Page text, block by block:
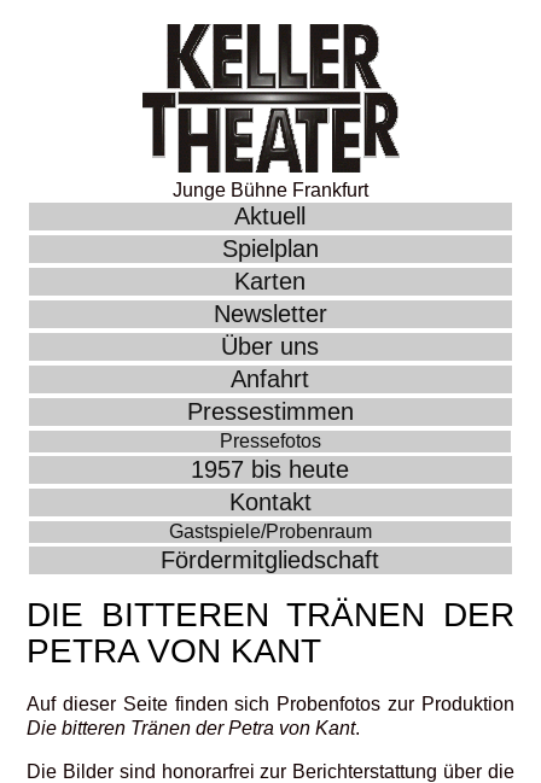
Junge Bühne Frankfurt
Aktuell
Spielplan
Karten
Newsletter
Über uns
Anfahrt
Pressestimmen
Pressefotos
1957 bis heute
Kontakt
Gastspiele/Probenraum
Fördermitgliedschaft
DIE BITTEREN TRÄNEN DER
PETRA VON KANT
Auf dieser Seite finden sich Probenfotos zur Produktion
Die bitteren Tränen der Petra von Kant.
Die Bilder sind honorarfrei zur Berichterstattung über die